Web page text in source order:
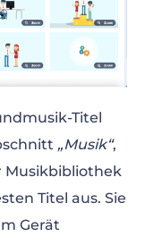
Titel
„Musik“,
Musikbibliothek
Titel aus. Sie
Gerät